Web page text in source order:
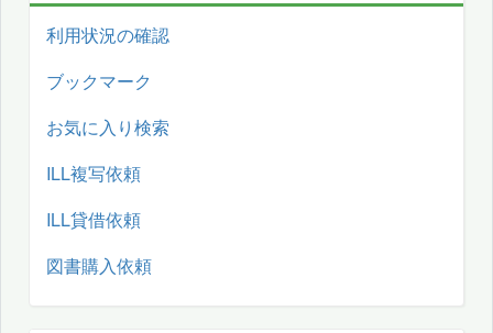
利用状況の確認
ブックマーク
お気に入り検索
ILL複写依頼
ILL貸借依頼
図書購入依頼